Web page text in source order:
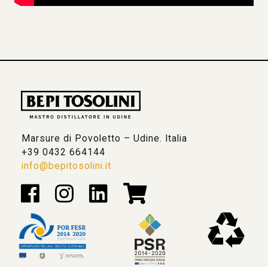
Marsure di Povoletto – Udine. Italia
+39 0432 664144
info@bepitosolini.it